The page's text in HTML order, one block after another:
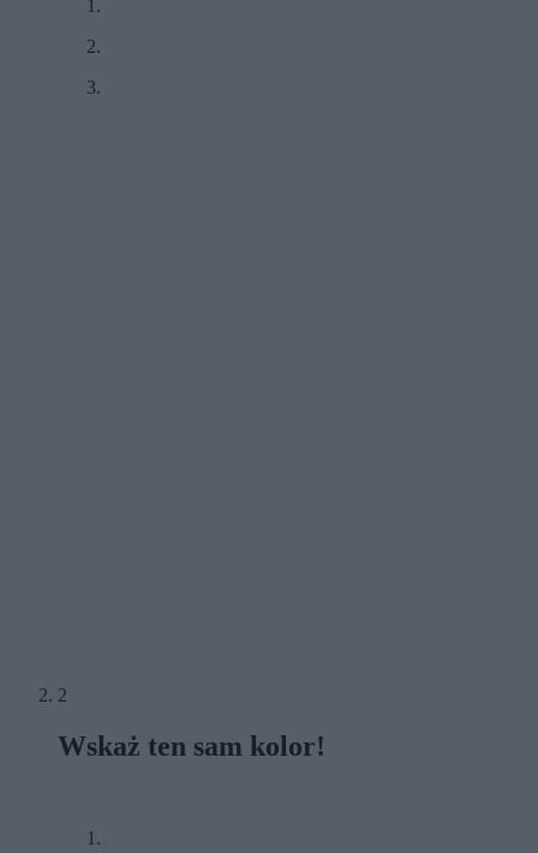
2
Wskaż ten sam kolor!